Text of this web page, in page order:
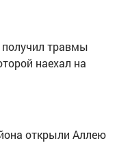
травмы
наехал на
открыли Аллею